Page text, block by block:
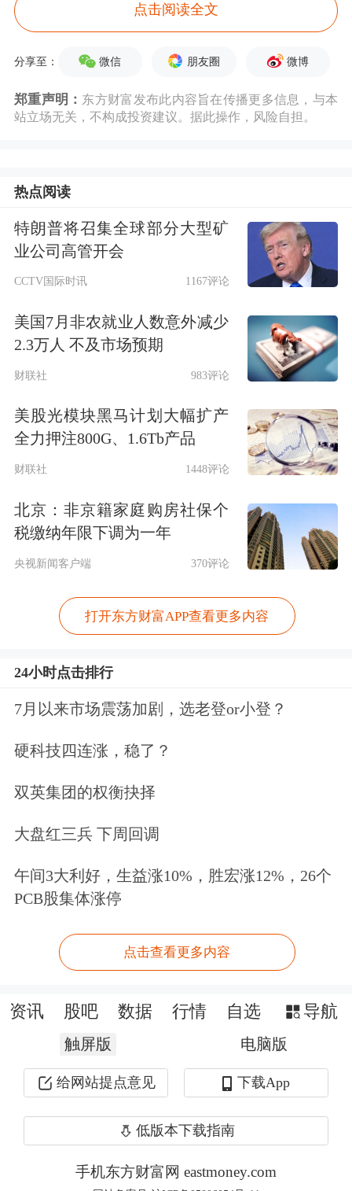
了显著进展”。
泽连斯基介绍了草案20点内容。其中包
括，乌克兰的主权将得到重申；为维持
装部队在和平时期规模将保持在80万
人；美国、北约和欧洲将向乌克兰提供
类似北约第五条集体防御条款的保障；
俄罗斯把不侵略欧洲和乌克兰的政策写
入所有必要的文件中；乌克兰成为欧盟
成员国，并有入盟明确时间框架；设立
于经济复苏、重建和人道主义需求；乌
美就自由贸易协定加快谈判；乌克兰确
将由乌美俄三国共同运营；乌克兰将尽
草案涉及领土问题，但泽连斯基表示，
这一点仍未解决，目前的方案包括“维
持现状”，“和平计划”签署之日的部队
潜在的“自由经济区”。
现货黄金涨穿4500美元/盎司创
市场方面，截至收盘，现货黄金跌
4525.77美元/盎司创历史新高，随后逐
4505.40美元/盎司，盘中涨至4555.10美
元/盎司，创历史新高之后回落。
现货 白银涨0.62%，报71.87美元/盎司，
盘中曾涨至72.70美元/盎司创历史新
点击阅读全文
分享至： 微信 朋友圈 微博
郑重声明： 东方财富发布此内容旨在传播更多信息，与本
站立场无关，不构成投资建议。据此操作，风险自担。
热点阅读
特朗普将召集全球部分大型矿
业公司高管开会
CCTV国际时讯 1167评论
美国7月非农就业人数意外减少
2.3万人 不及市场预期
财联社 983评论
美股光模块黑马计划大幅扩产
全力押注800G、1.6Tb产品
财联社 1448评论
北京：非京籍家庭购房社保个
税缴纳年限下调为一年
央视新闻客户端 370评论
打开东方财富APP查看更多内容
24小时点击排行
7月以来市场震荡加剧，选老登or小登？
硬科技四连涨，稳了？
双英集团的权衡抉择
大盘红三兵 下周回调
午间3大利好，生益涨10%，胜宏涨12%，26个
PCB股集体涨停
点击查看更多内容
资讯 股吧 数据 行情 自选 导航
触屏版 电脑版
给网站提点意见 下载App
低版本下载指南
手机东方财富网 eastmoney.com